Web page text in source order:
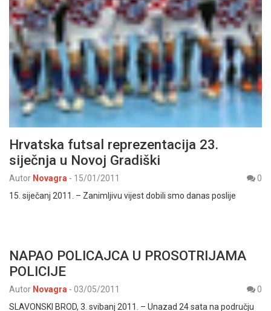
Hrvatska futsal reprezentacija 23.
siječnja u Novoj Gradiški
Autor Novagra - 15/01/2011
0
15. siječanj 2011. – Zanimljivu vijest dobili smo danas poslije
NAPAO POLICAJCA U PROSOTRIJAMA
POLICIJE
Autor Novagra - 03/05/2011
0
SLAVONSKI BROD, 3. svibanj 2011. – Unazad 24 sata na području